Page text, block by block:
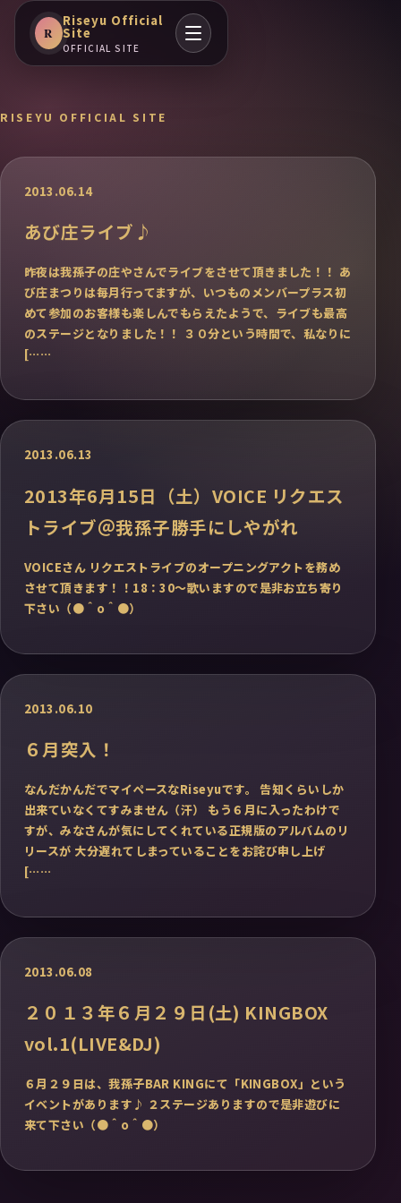
R
Riseyu Official
Site
OFFICIAL SITE
RISEYU OFFICIAL SITE
2013.06.14
あび庄ライブ♪
昨夜は我孫子の庄やさんでライブをさせて頂きました！！ あ
び庄まつりは毎月行ってますが、いつものメンバープラス初
めて参加のお客様も楽しんでもらえたようで、ライブも最高
のステージとなりました！！ ３０分という時間で、私なりに
[……
2013.06.13
2013年6月15日（土）VOICE リクエス
トライブ＠我孫子勝手にしやがれ
VOICEさん リクエストライブのオープニングアクトを務め
させて頂きます！！18：30～歌いますので是非お立ち寄り
下さい（●＾o＾●）
2013.06.10
６月突入！
なんだかんだでマイペースなRiseyuです。 告知くらいしか
出来ていなくてすみません（汗） もう６月に入ったわけで
すが、みなさんが気にしてくれている正規版のアルバムのリ
リースが 大分遅れてしまっていることをお詫び申し上げ
[……
2013.06.08
２０１３年６月２９日(土) KINGBOX
vol.1(LIVE&DJ)
６月２９日は、我孫子BAR KINGにて「KINGBOX」という
イベントがあります♪ ２ステージありますので是非遊びに
来て下さい（●＾o＾●）